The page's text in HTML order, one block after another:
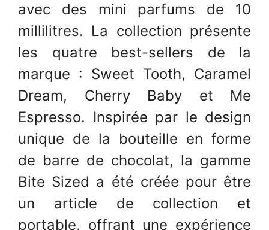
avec des mini parfums de 10
millilitres. La collection présente
les quatre best-sellers de la
marque : Sweet Tooth, Caramel
Dream, Cherry Baby et Me
Espresso. Inspirée par le design
unique de la bouteille en forme
de barre de chocolat, la gamme
Bite Sized a été créée pour être
un article de collection et
portable, offrant une expérience